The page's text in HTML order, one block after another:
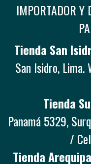
IMPORTADOR Y
Tienda San
San Isidro,
Tienda
Panamá 5329,
/
Tienda